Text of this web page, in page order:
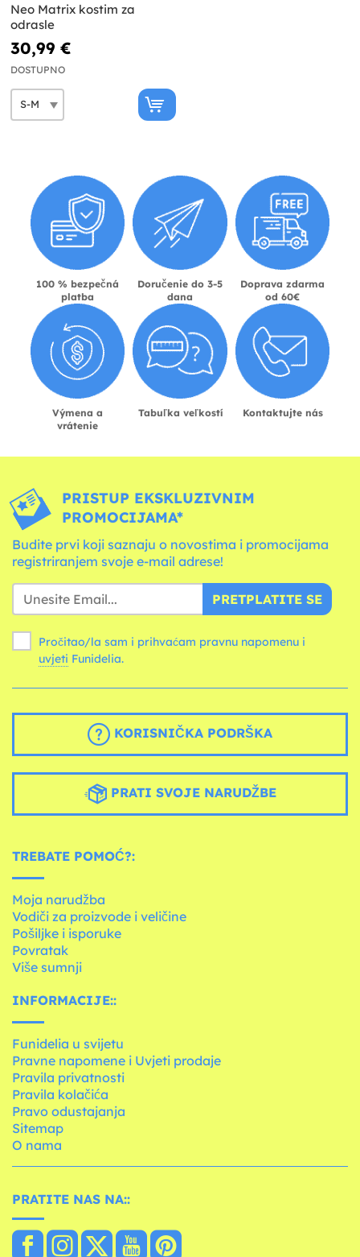
Neo Matrix kostim za
odrasle
30,99 €
DOSTUPNO
100 % bezpečná
platba
Doručenie do 3-5
dana
Doprava zdarma
od 60€
Výmena a
vrátenie
Tabuľka veľkostí Kontaktujte nás
PRISTUP EKSKLUZIVNIM
PROMOCIJAMA*
Budite prvi koji saznaju o novostima i promocijama
registriranjem svoje e-mail adrese!
PRETPLATITE SE
Pročitao/la sam i prihvaćam pravnu napomenu i
uvjeti Funidelia.
KORISNIČKA PODRŠKA
PRATI SVOJE NARUDŽBE
TREBATE POMOĆ?:
Moja narudžba
Vodiči za proizvode i veličine
Pošiljke i isporuke
Povratak
Više sumnji
INFORMACIJE::
Funidelia u svijetu
Pravne napomene i Uvjeti prodaje
Pravila privatnosti
Pravila kolačića
Pravo odustajanja
Sitemap
O nama
PRATITE NAS NA::